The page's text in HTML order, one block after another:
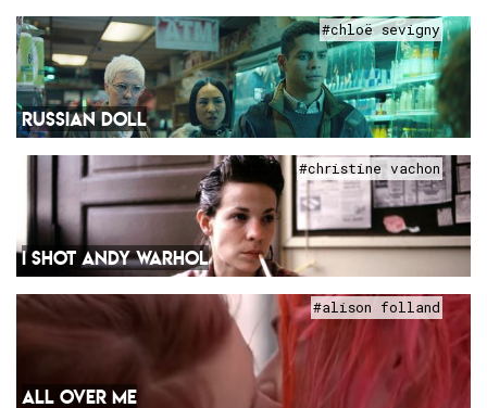
#chloë sevigny
RUSSIAN DOLL
#christine vachon
I SHOT ANDY WARHOL
#alison folland
ALL OVER ME